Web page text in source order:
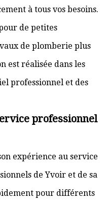
à tous vos besoins.
de petites
de plomberie plus
est réalisée dans les
professionnel et des
professionnel
expérience au service
de Yvoir et de sa
pour différents